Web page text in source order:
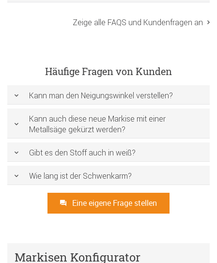
Zeige alle FAQS und Kundenfragen an
Häufige Fragen von Kunden
Kann man den Neigungswinkel verstellen?
Kann auch diese neue Markise mit einer
Metallsäge gekürzt werden?
Gibt es den Stoff auch in weiß?
Wie lang ist der Schwenkarm?
Eine eigene Frage stellen
Markisen Konfigurator